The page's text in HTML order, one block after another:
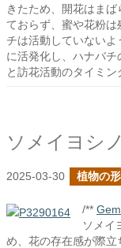
きたため、開花はま
ておらず、蜜や花粉
チは活動していない
に活発化し、ハナバ
と訪花活動のタイミン
2025-03-30 植物の形
/**
ソメイ
め、花の存在感が際